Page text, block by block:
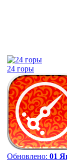
24 горы
Обновлено: 01